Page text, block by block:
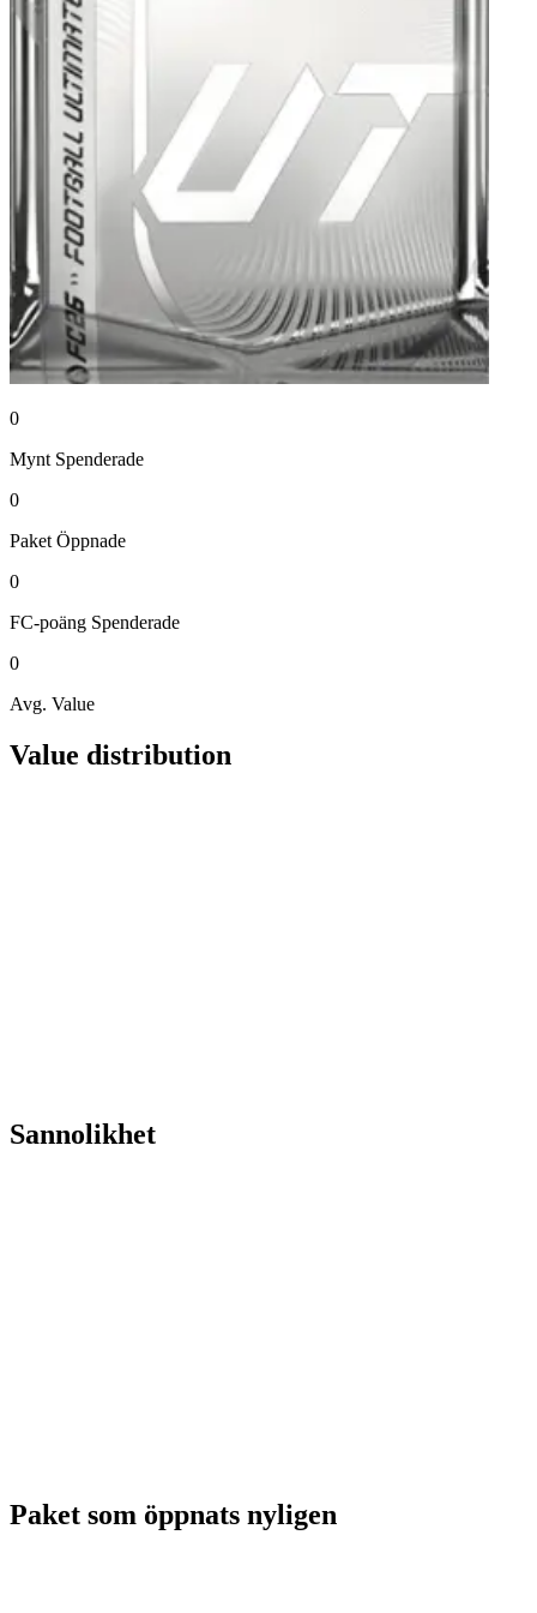
0
Mynt Spenderade
0
Paket Öppnade
0
FC-poäng Spenderade
0
Avg. Value
Value distribution
Sannolikhet
Paket som öppnats nyligen